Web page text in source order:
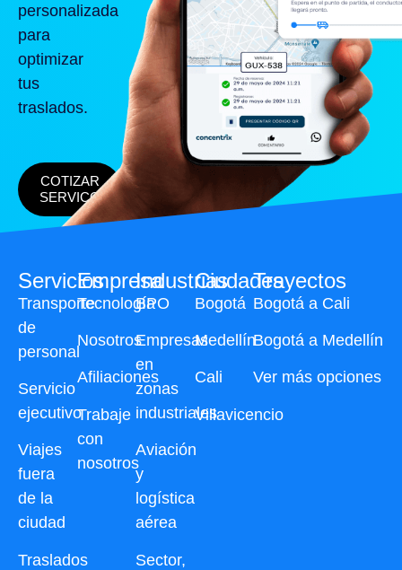
personalizada
para
optimizar
tus
traslados.
COTIZAR
SERVICO
Servicios
Transporte
de
personal
Servicio
ejecutivo
Viajes
fuera
de la
ciudad
Traslados
Industrias
BPO
Empresas
en
zonas
industriales
Aviación
y
logística
aérea
Sector,
Ciudades
Bogotá
Medellín
Cali
Villavicencio
Trayectos
Bogotá a Cali
Bogotá a Medellín
Ver más opciones
Empresa
Tecnología
Nosotros
Afiliaciones
Trabaje
con
nosotros